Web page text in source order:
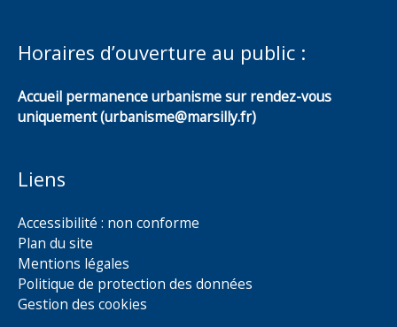
Horaires d’ouverture au public :
Accueil permanence urbanisme sur rendez-vous
uniquement (urbanisme@marsilly.fr)
Liens
Accessibilité : non conforme
Plan du site
Mentions légales
Politique de protection des données
Gestion des cookies